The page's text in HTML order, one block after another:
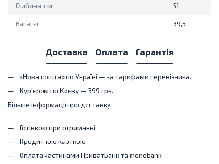
Глибина, см 51
Вага, кг 39,5
Доставка Оплата Гарантія
«Нова пошта» по Україні — за тарифами перевізника.
Кур'єром по Києву — 399 грн.
Більше інформації про доставку
Готівкою при отриманні
Кредитною карткою
Оплата частинами ПриватБанк та monobank